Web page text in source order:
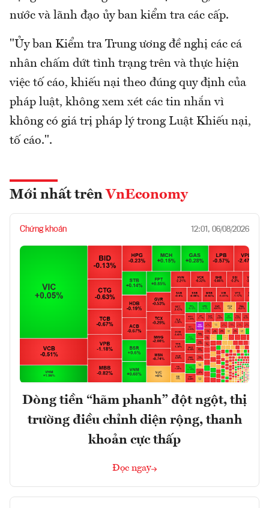
nước và lãnh đạo ủy ban kiểm tra các cấp.
"Ủy ban Kiểm tra Trung ương đề nghị các cá
nhân chấm dứt tình trạng trên và thực hiện
việc tố cáo, khiếu nại theo đúng quy định của
pháp luật, không xem xét các tin nhắn vì
không có giá trị pháp lý trong Luật Khiếu nại,
tố cáo.".
Mới nhất trên VnEconomy
Chứng khoán 12:01, 06/08/2026
Dòng tiền “hãm phanh” đột ngột, thị
trường điều chỉnh diện rộng, thanh
khoản cực thấp
Đọc ngay